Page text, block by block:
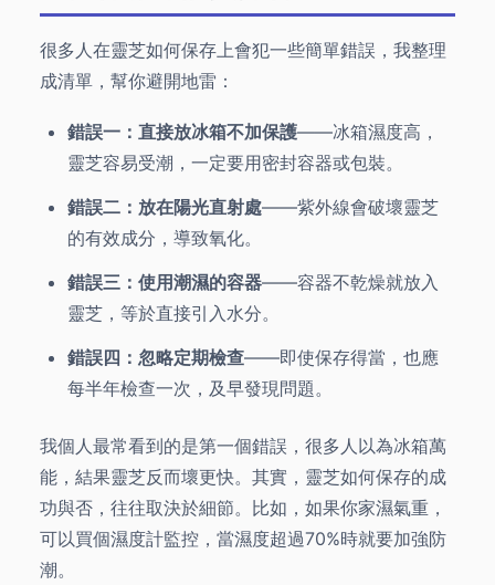
很多人在靈芝如何保存上會犯一些簡單錯誤，我整理
成清單，幫你避開地雷：
錯誤一：直接放冰箱不加保護——冰箱濕度高，
靈芝容易受潮，一定要用密封容器或包裝。
錯誤二：放在陽光直射處——紫外線會破壞靈芝
的有效成分，導致氧化。
錯誤三：使用潮濕的容器——容器不乾燥就放入
靈芝，等於直接引入水分。
錯誤四：忽略定期檢查——即使保存得當，也應
每半年檢查一次，及早發現問題。
我個人最常看到的是第一個錯誤，很多人以為冰箱萬
能，結果靈芝反而壞更快。其實，靈芝如何保存的成
功與否，往往取決於細節。比如，如果你家濕氣重，
可以買個濕度計監控，當濕度超過70%時就要加強防
潮。